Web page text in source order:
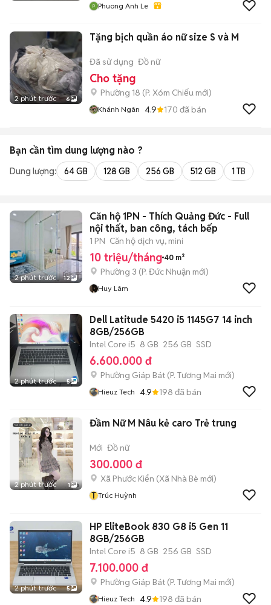
Phuong Anh Le
2 phút trước 6
Tặng bịch quần áo nữ size S và M
Đã sử dụng Đồ nữ
Cho tặng
Phường 18 (P. Xóm Chiếu mới)
Khánh Ngân 4.9 170 đã bán
Bạn cần tìm dung lượng nào ?
Dung lượng: 64 GB 128 GB 256 GB 512 GB 1 TB
2 phút trước 12
Căn hộ 1PN - Thích Quảng Đức - Full
nội thất, ban công, tách bếp
1 PN Căn hộ dịch vụ, mini
10 triệu/tháng 40 m²
Phường 3 (P. Đức Nhuận mới)
Huy Lâm
2 phút trước 5
Dell Latitude 5420 i5 1145G7 14 inch
8GB/256GB
Intel Core i5 8 GB 256 GB SSD
6.600.000 đ
Phường Giáp Bát (P. Tương Mai mới)
Hieuz Tech 4.9 198 đã bán
2 phút trước 1
Đầm Nữ M Nâu kẻ caro Trẻ trung
Mới Đồ nữ
300.000 đ
Xã Phước Kiển (Xã Nhà Bè mới)
T Trúc Huỳnh
2 phút trước 5
HP EliteBook 830 G8 i5 Gen 11
8GB/256GB
Intel Core i5 8 GB 256 GB SSD
7.100.000 đ
Phường Giáp Bát (P. Tương Mai mới)
Hieuz Tech 4.9 198 đã bán